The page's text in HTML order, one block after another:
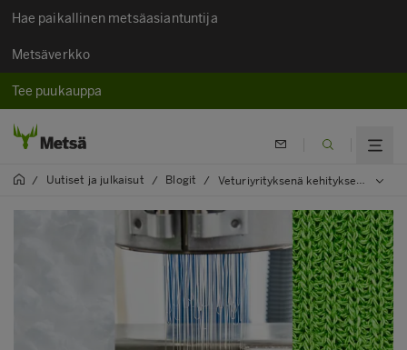
Hae paikallinen metsäasiantuntija
Metsäverkko
Tee puukauppa
/ Uutiset ja julkaisut / Blogit / Veturiyrityksenä kehityksen kärjessä